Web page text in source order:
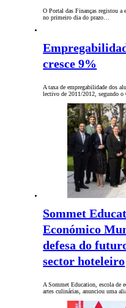
O Portal das Finanças registou a
no primeiro dia do prazo…
cresce 9%
A taxa de empregabilidade dos
lectivo de 2011/2012, segundo
Sommet
Económico
defesa do
sector hoteleiro
A Sommet Education, escola de
artes culinárias, anunciou uma